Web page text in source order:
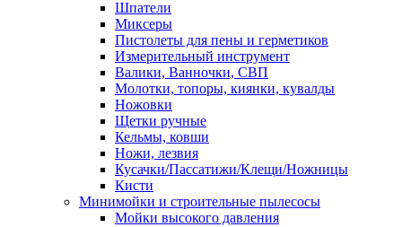
Шпатели
Миксеры
Пистолеты для пены и герметиков
Измерительный инструмент
Валики, Ванночки, СВП
Молотки, топоры, киянки, кувалды
Ножовки
Щетки ручные
Кельмы, ковши
Ножи, лезвия
Кусачки/Пассатижи/Клещи/Ножницы
Кисти
Минимойки и строительные пылесосы
Мойки высокого давления